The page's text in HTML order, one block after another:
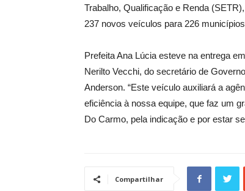
Trabalho, Qualificação e Renda
237 novos veículos para 226
Prefeita Ana Lúcia esteve na entrega
Nerilto Vecchi, do secretário de
Anderson. “Este veículo auxiliará a
eficiência à nossa equipe, que faz um
Do Carmo, pela indicação e por estar
Compartilhar